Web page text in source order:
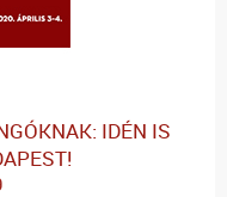
IDÉN IS